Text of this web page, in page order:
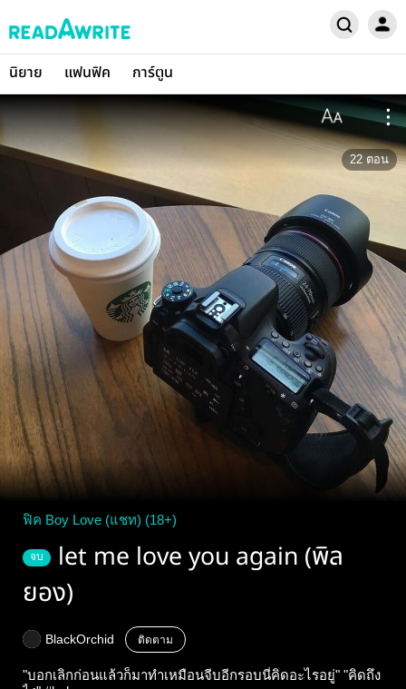
นิยาย แฟนฟิค การ์ตูน
22 ตอน
ฟิค Boy Love (แชท) (18+)
จบ
let me love you again (พิล
ยอง)
BlackOrchid ติดตาม
"บอกเลิกก่อนแล้วก็มาทำเหมือนจีบอีกรอบนี่คิดอะไรอยู่" "คิดถึง